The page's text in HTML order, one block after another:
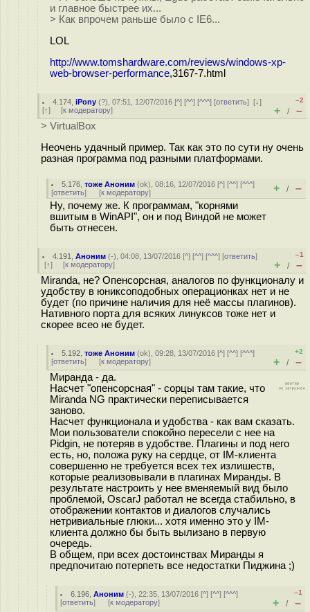
и главное быстрее их...
> Как впрочем раньше было с IE6...
LOL
http://www.tomshardware.com/reviews/windows-xp-
web-browser-performance,3167-7.html
4.174 ,iPony (?), 07:51, 12/07/2016 [^] [^^] [^^^] [ответить][↓]
[↑] [к модератору]
–2
+ / –
> VirtualBox
Неочень удачный пример. Так как это по сути ну очень
разная программа под разными платформами.
5.176 ,тоже Аноним (ok), 08:16, 12/07/2016 [^] [^^] [^^^]
[ответить] [к модератору] + / –
Ну, почему же. К программам, "корнями
вшитым в WinAPI", он и под Виндой не может
быть отнесен.
4.191 ,Аноним (-), 04:08, 13/07/2016 [^] [^^] [^^^] [ответить]
[↑] [к модератору]
–1
+ / –
Miranda, не? Опенсорсная, аналогов по функционалу и
удобству в юниксоподобных операционках нет и не
будет (по причине наличия для неё массы плагинов).
Нативного порта для всяких линуксов тоже нет и
скорее всео не будет.
5.192 ,тоже Аноним (ok), 09:28, 13/07/2016 [^] [^^] [^^^]
[ответить] [к модератору]
+2
+ / –
Миранда - да.
Насчет "опенсорсная" - сорцы там такие, что
Miranda NG практически переписывается
заново.
Насчет функционала и удобства - как вам сказать.
Мои пользователи спокойно пересели с нее на
Pidgin, не потеряв в удобстве. Плагины и под него
есть, но, положа руку на сердце, от IM-клиента
совершенно не требуется всех тех излишеств,
которые реализовывали в плагинах Миранды. В
результате настроить у нее вменяемый вид было
проблемой, OscarJ работал не всегда стабильно, в
отображении контактов и диалогов случались
нетривиальные глюки... хотя именно это у IM-
клиента должно бы быть вылизано в первую
очередь.
В общем, при всех достоинствах Миранды я
предпочитаю потерпеть все недостатки Пиджина ;)
6.196 ,Аноним (-), 22:35, 13/07/2016 [^] [^^] [^^^]
[ответить] [к модератору]
–1
+ / –